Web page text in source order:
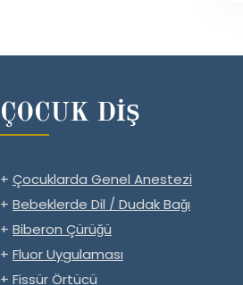
ÇOCUK DİŞ
+ Çocuklarda Genel Anestezi
+ Bebeklerde Dil / Dudak Bağı
+ Biberon Çürüğü
+ Fluor Uygulaması
+ Fissür Örtücü